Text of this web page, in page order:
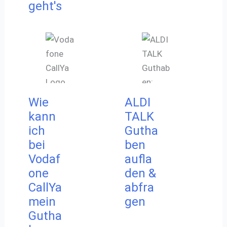
geht's
Wie
kann
ich
bei
Vodaf
one
CallYa
mein
Gutha
ALDI
TALK
Gutha
ben
aufla
den &
abfra
gen